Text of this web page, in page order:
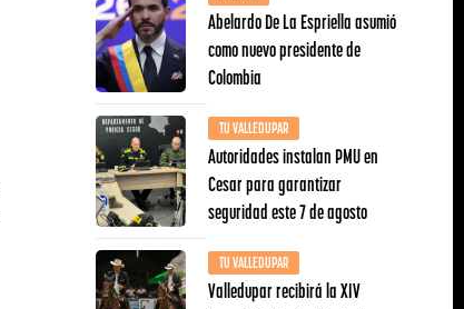
Abelardo De La Espriella asumió
como nuevo presidente de
Colombia
TU VALLEDUPAR
Autoridades instalan PMU en
Cesar para garantizar
seguridad este 7 de agosto
TU VALLEDUPAR
Valledupar recibirá la XIV